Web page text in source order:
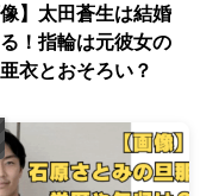
像】太田蒼生は結婚
！指輪は元彼女の
衣とおそろい？